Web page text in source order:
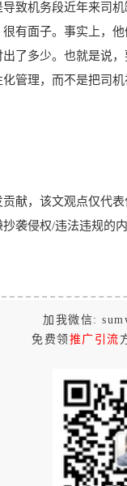
致机务段近年来司机
有面子。事实上，
了多少。也就是说
管理，而不是把司
献，该文观点仅代
袭侵权/违法违规的
加我微信:
免费领 推广引流